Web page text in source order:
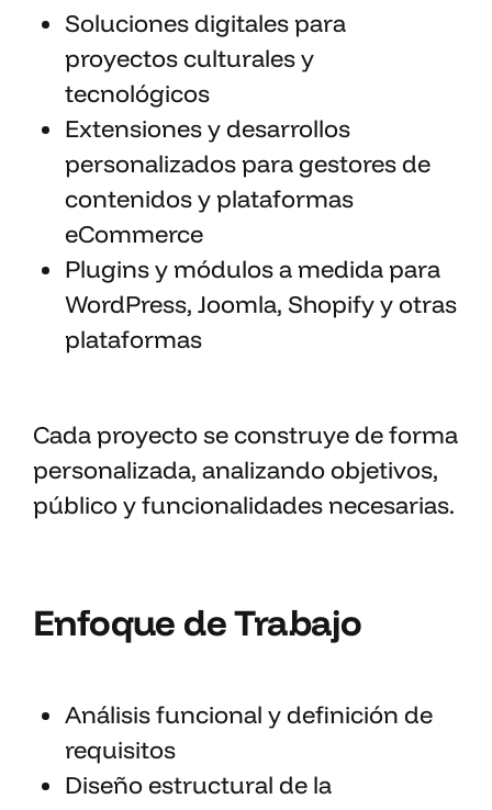
Soluciones digitales para
proyectos culturales y
tecnológicos
Extensiones y desarrollos
personalizados para gestores de
contenidos y plataformas
eCommerce
Plugins y módulos a medida para
WordPress, Joomla, Shopifyy otras
plataformas
Cada proyecto se construye de forma
personalizada, analizando objetivos,
público y funcionalidades necesarias.
Enfoque de Trabajo
Análisis funcional y definición de
requisitos
Diseño estructural de la